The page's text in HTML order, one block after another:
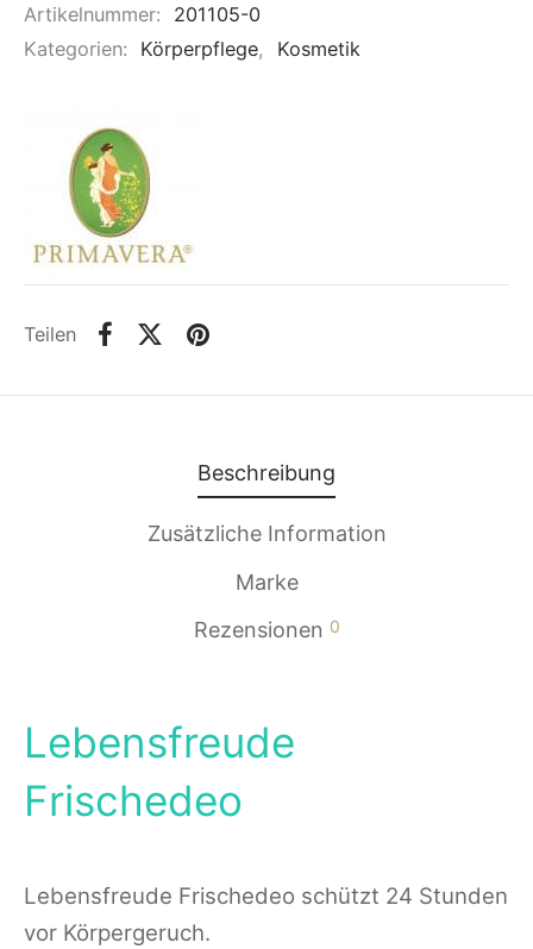
Artikelnummer:
201105-0
Kategorien:
Körperpflege, Kosmetik
Teilen
Beschreibung
Zusätzliche Information
Marke
Rezensionen 0
Lebensfreude
Frischedeo
Lebensfreude Frischedeo schützt 24 Stunden
vor Körpergeruch.